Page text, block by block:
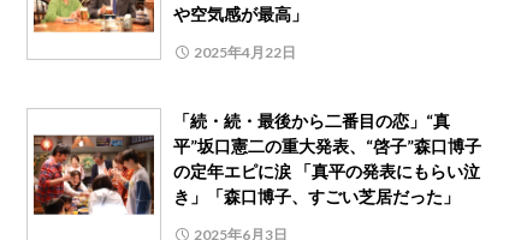
や空気感が最高」
2025年4月22日
「続・続・最後から二番目の恋」“真
平”坂口憲二の重大発表、“啓子”森口博子
の定年エピに涙 「真平の発表にもらい泣
き」「森口博子、すごい芝居だった」
2025年6月3日